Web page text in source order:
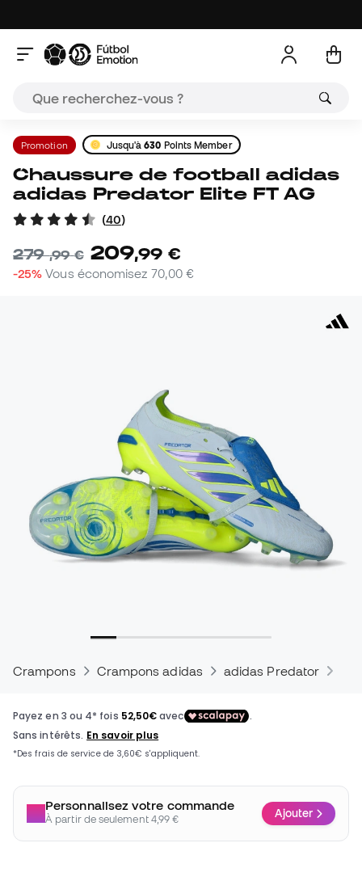
Promotion Jusqu'à630 Points Member
Chaussure de football adidas
adidas Predator Elite FT AG
(40)
279,99 € 209,99 €
-25% Vous économisez 70,00 €
Crampons Crampons adidas adidas Predator
Personnalisez votre commande
À partir de seulement 4,99 € Ajouter